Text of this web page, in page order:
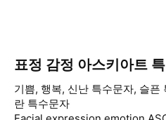
표정 감정 아스키아트
기쁨, 행복, 신난 특수문자, 슬픈
란 특수문자